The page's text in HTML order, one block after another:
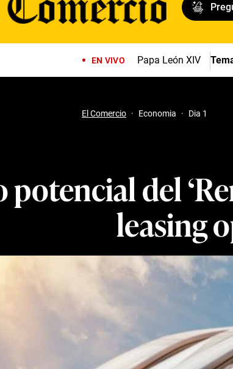
EN VIVO Papa León XIV
El Comercio · Economia · Dia 1
potencial del
leasing